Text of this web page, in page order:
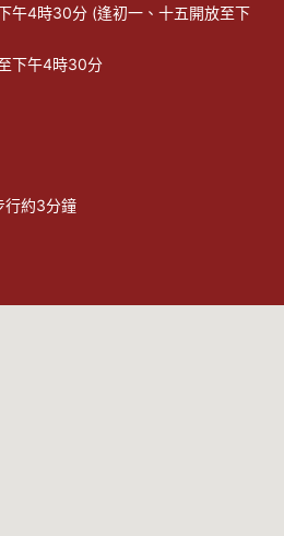
午4時30分 (逢初一、十五開放至下
下午4時30分
行約3分鐘